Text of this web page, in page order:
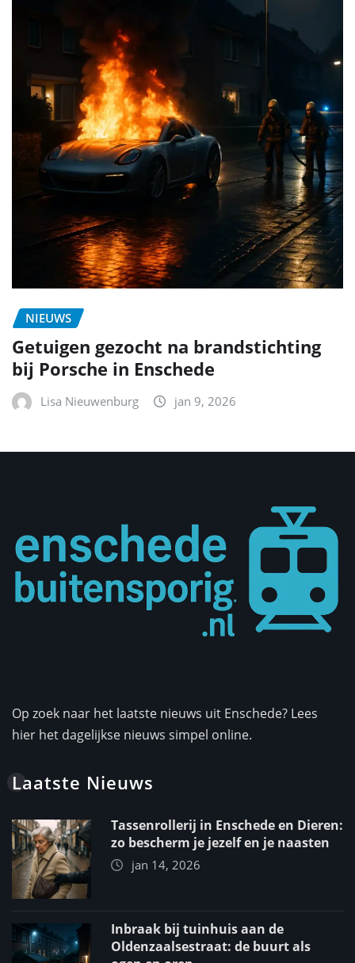
NIEUWS
Getuigen gezocht na brandstichting
bij Porsche in Enschede
Lisa Nieuwenburg jan 9, 2026
Op zoek naar het laatste nieuws uit Enschede? Lees
hier het dagelijkse nieuws simpel online.
Laatste Nieuws
Tassenrollerij in Enschede en Dieren:
zo bescherm je jezelf en je naasten
jan 14, 2026
Inbraak bij tuinhuis aan de
Oldenzaalsestraat: de buurt als